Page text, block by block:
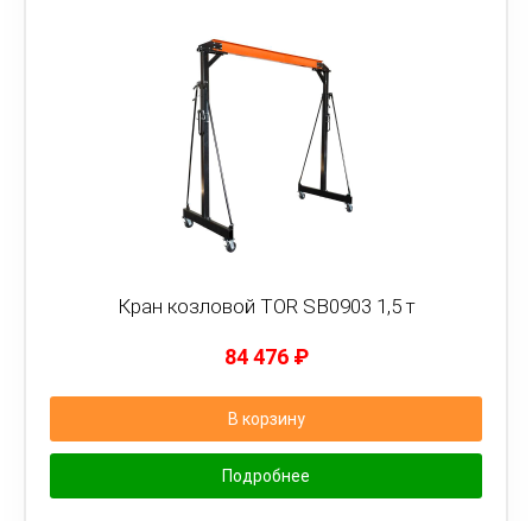
Кран козловой TOR SB0903 1,5 т
84 476 ₽
В корзину
Подробнее